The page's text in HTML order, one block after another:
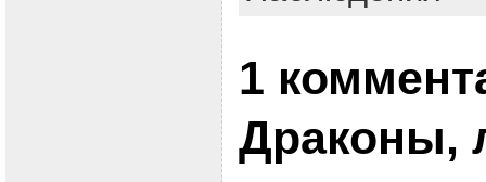
1
Драконы,